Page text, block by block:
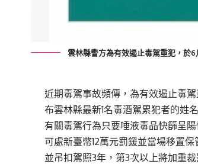
雲林縣警方為有效遏止毒駕重犯，於
近期毒駕事故頻傳，為有效遏止毒
布雲林縣最新1名毒酒駕累犯者的姓
有關毒駕行為只要唾液毒品快篩呈
可處新臺幣12萬元罰鍰並當場移置
並吊扣駕照3年， 第3次以上將加重